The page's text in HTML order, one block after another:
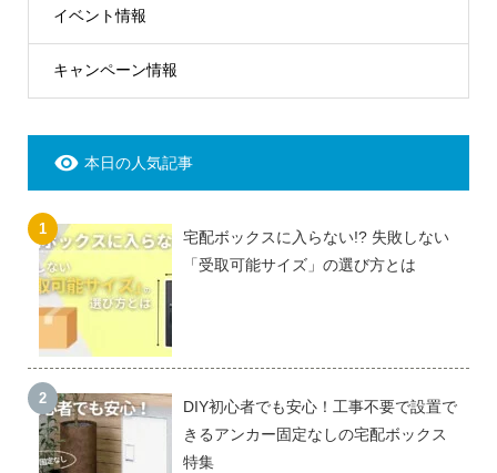
イベント情報
キャンペーン情報
本日の人気記事
宅配ボックスに入らない!? 失敗しない
「受取可能サイズ」の選び方とは
DIY初心者でも安心！工事不要で設置で
きるアンカー固定なしの宅配ボックス
特集